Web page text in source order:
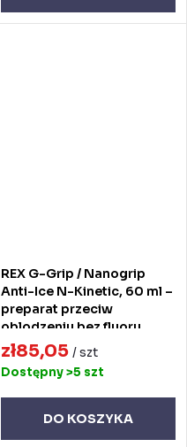
REX G-Grip / Nanogrip
Anti-Ice N-Kinetic, 60 ml –
preparat przeciw
oblodzeniu bez fluoru
zł85,05 / szt
Dostępny>5 szt
DO KOSZYKA